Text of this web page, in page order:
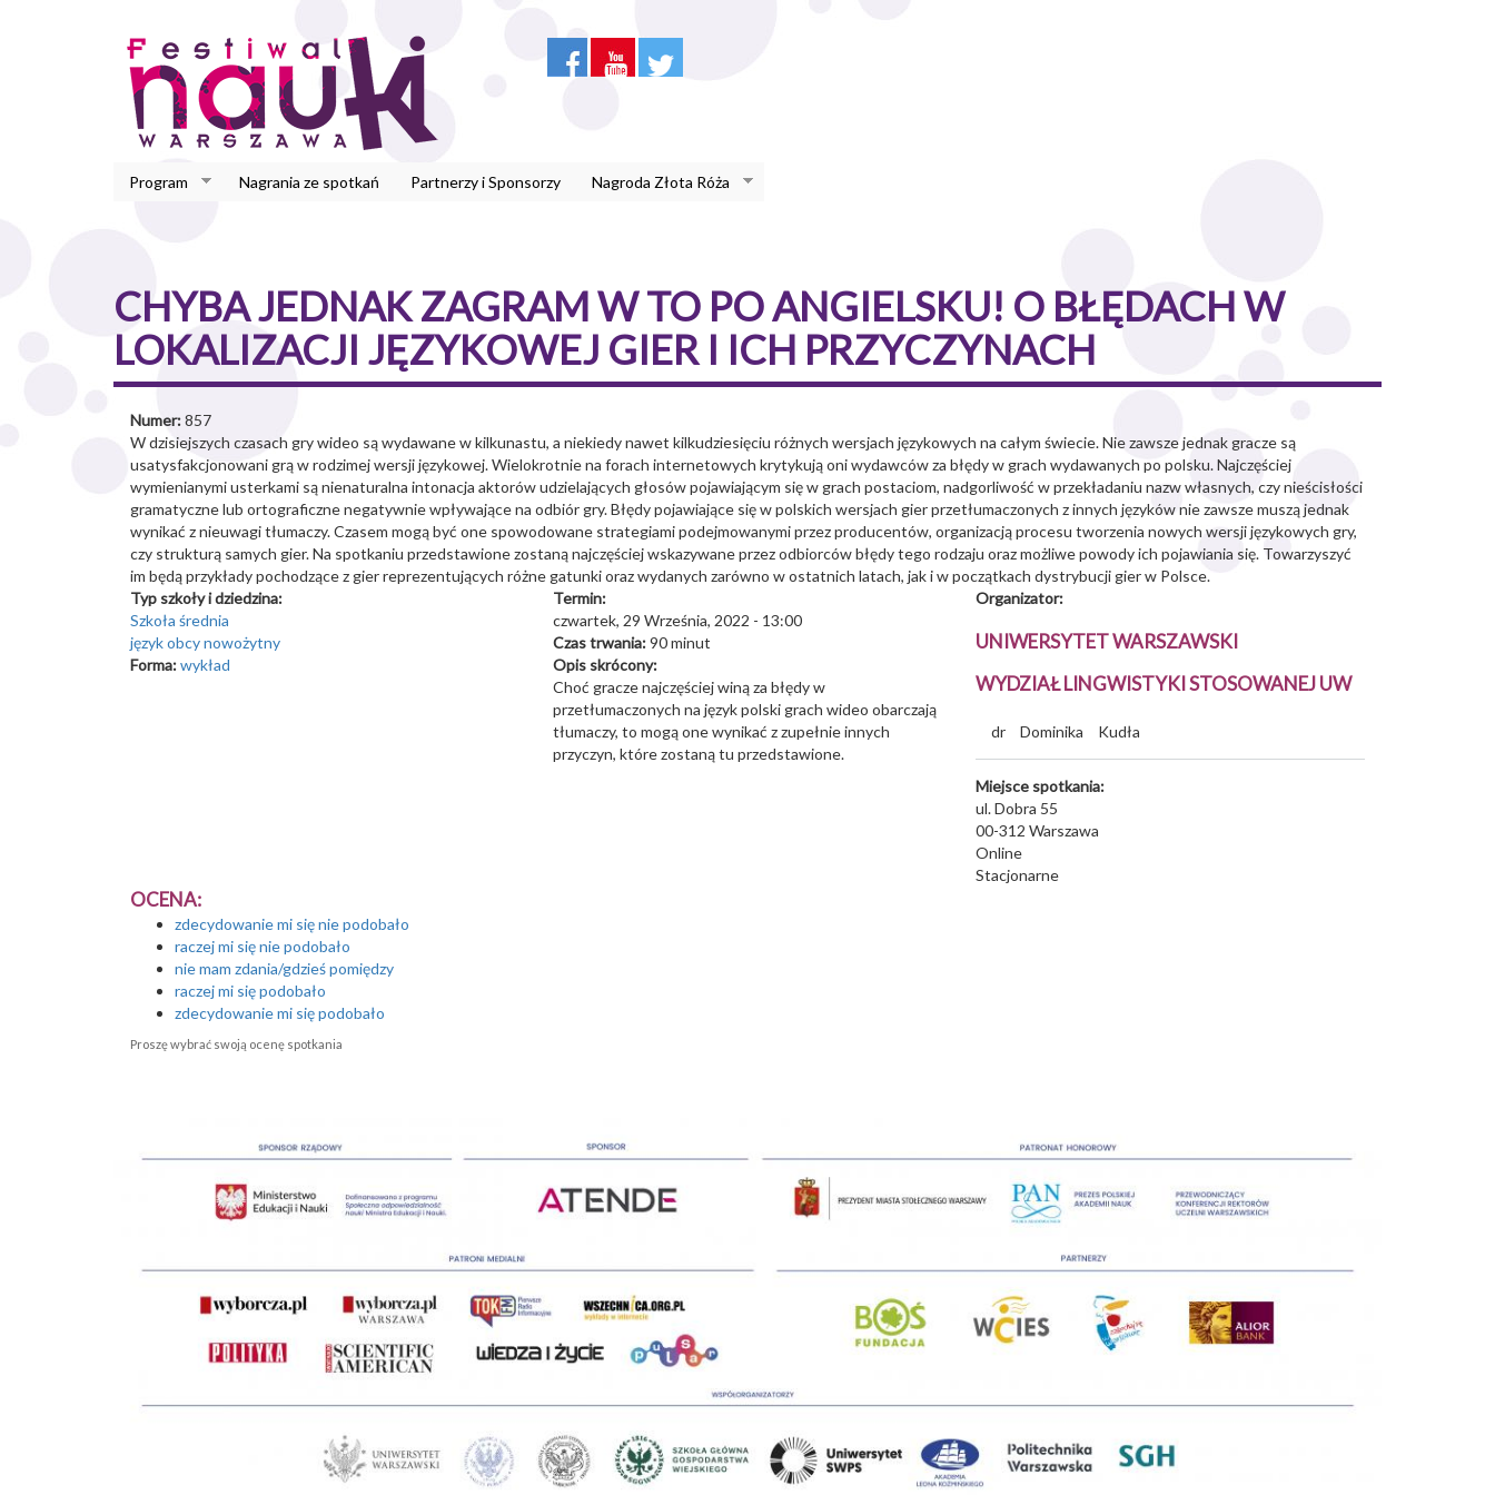
Program Nagrania ze spotkań Partnerzy i Sponsorzy Nagroda Złota Róża
CHYBA JEDNAK ZAGRAM W TO PO ANGIELSKU! O BŁĘDACH W
LOKALIZACJI JĘZYKOWEJ GIER I ICH PRZYCZYNACH
Numer:857
W dzisiejszych czasach gry wideo są wydawane w kilkunastu, a niekiedy nawet kilkudziesięciu różnych wersjach językowych na całym świecie. Nie zawsze jednak gracze są
usatysfakcjonowani grą w rodzimej wersji językowej. Wielokrotnie na forach internetowych krytykują oni wydawców za błędy w grach wydawanych po polsku. Najczęściej
wymienianymi usterkami są nienaturalna intonacja aktorów udzielających głosów pojawiającym się w grach postaciom, nadgorliwość w przekładaniu nazw własnych, czy nieścisłości
gramatyczne lub ortograficzne negatywnie wpływające na odbiór gry. Błędy pojawiające się w polskich wersjach gier przetłumaczonych z innych języków nie zawsze muszą jednak
wynikać z nieuwagi tłumaczy. Czasem mogą być one spowodowane strategiami podejmowanymi przez producentów, organizacją procesu tworzenia nowych wersji językowych gry,
czy strukturą samych gier. Na spotkaniu przedstawione zostaną najczęściej wskazywane przez odbiorców błędy tego rodzaju oraz możliwe powody ich pojawiania się. Towarzyszyć
im będą przykłady pochodzące z gier reprezentujących różne gatunki oraz wydanych zarówno w ostatnich latach, jak i w początkach dystrybucji gier w Polsce.
Typ szkoły i dziedzina:
Szkoła średnia
język obcy nowożytny
Forma:wykład
Termin:
czwartek, 29 Września, 2022 - 13:00
Czas trwania:90 minut
Opis skrócony:
Choć gracze najczęściej winą za błędy w
przetłumaczonych na język polski grach wideo obarczają
tłumaczy, to mogą one wynikać z zupełnie innych
przyczyn, które zostaną tu przedstawione.
Organizator:
UNIWERSYTET WARSZAWSKI
WYDZIAŁ LINGWISTYKI STOSOWANEJ UW
dr Dominika Kudła
Miejsce spotkania:
ul. Dobra 55
00-312 Warszawa
Online
Stacjonarne
OCENA:
zdecydowanie mi się nie podobało
raczej mi się nie podobało
nie mam zdania/gdzieś pomiędzy
raczej mi się podobało
zdecydowanie mi się podobało
Proszę wybrać swoją ocenę spotkania